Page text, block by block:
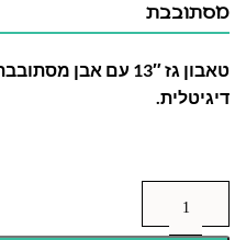
מסתובבת
טאבון גז 13″ עם
דיגיטלית.